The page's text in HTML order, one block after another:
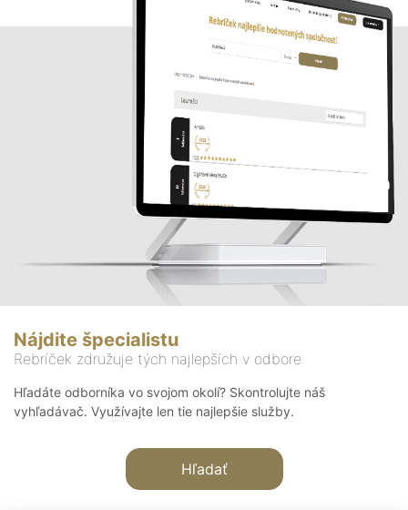
Nájdite špecialistu
Rebríček združuje tých najlepších v odbore
Hľadáte odborníka vo svojom okolí? Skontrolujte náš
vyhľadávač. Využívajte len tie najlepšie služby.
Hľadať